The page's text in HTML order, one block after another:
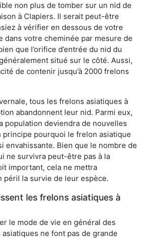
non plus de tomber sur un nid de
à Clapiers. Il serait peut-être
à vérifier en dessous de votre
dans votre cheminée par mesure de
que l’orifice d’entrée du nid du
situé sur le côté. Aussi,
de contenir jusqu’à 2000 frelons
tous les frelons asiatiques à
abandonnent leur nid. Parmi eux,
population deviendra de nouvelles
principe pourquoi le frelon asiatique
envahissante. Bien que le nombre de
ne survivra peut-être pas à la
important, cela ne mettra
péril la survie de leur espèce.
les frelons asiatiques à
le mode de vie en général des
ne font pas de grande